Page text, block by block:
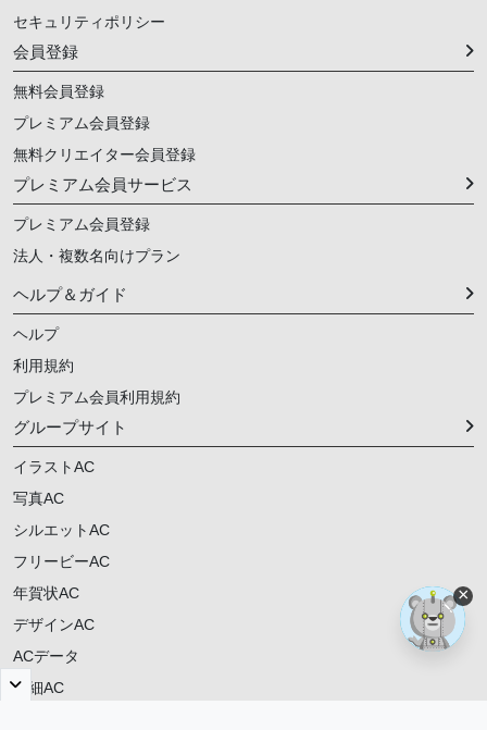
セキュリティポリシー
会員登録
無料会員登録
プレミアム会員登録
無料クリエイター会員登録
プレミアム会員サービス
プレミアム会員登録
法人・複数名向けプラン
ヘルプ＆ガイド
ヘルプ
利用規約
プレミアム会員利用規約
グループサイト
イラストAC
写真AC
シルエットAC
フリービーAC
年賀状AC
デザインAC
ACデータ
明細AC
×